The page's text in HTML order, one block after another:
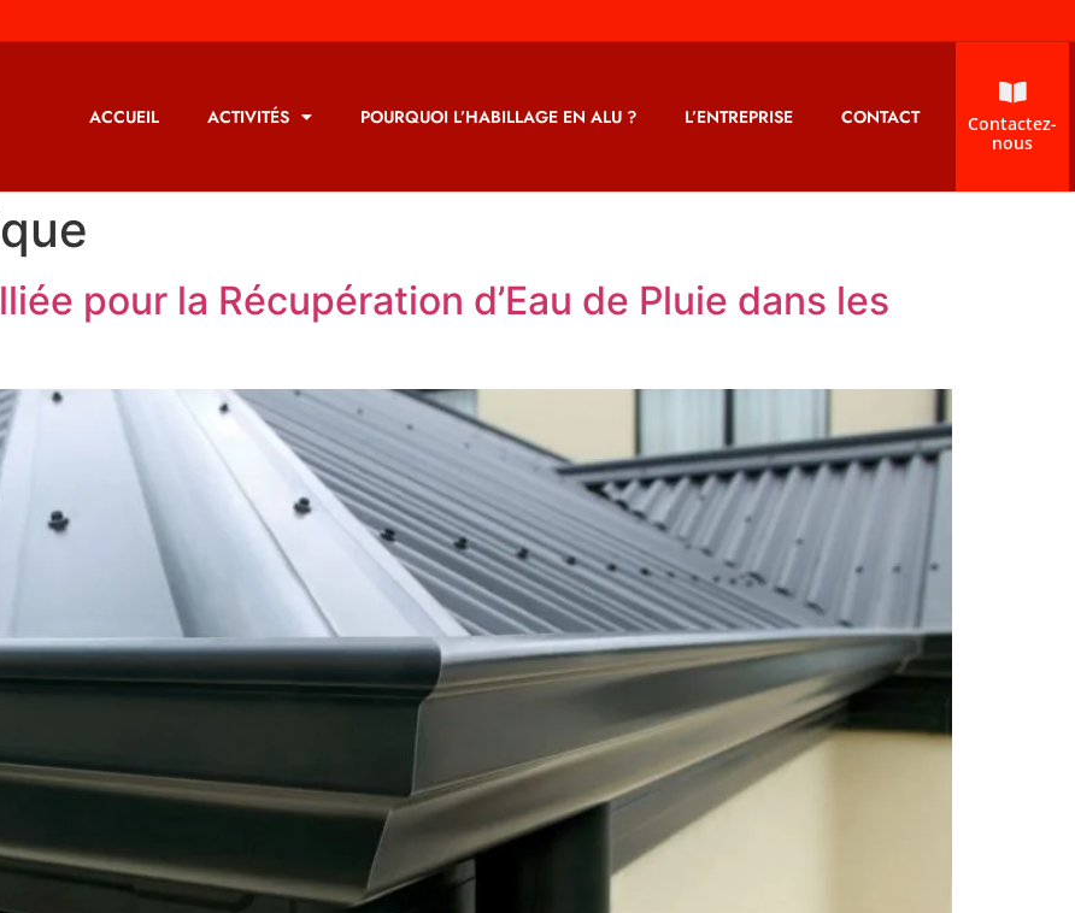
ACCUEIL ACTIVITÉS POURQUOI L’HABILLAGE EN ALU ? L’ENTREPRISE CONTACT
Contactez-
nous
pour la Récupération d’Eau de Pluie dans les